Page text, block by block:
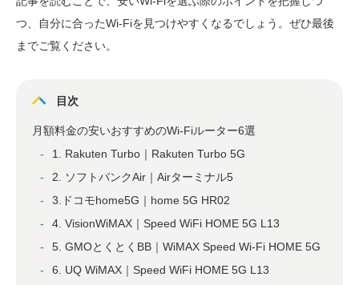
つ、自分に合ったWi-Fiを見つけやすくなるでしょう。ぜひ最後
までご覧ください。
目次
月額料金の安いおすすめのWi-Fiルーター6選
1. Rakuten Turbo｜Rakuten Turbo 5G
2. ソフトバンクAir｜Airターミナル5
3.ドコモhome5G｜home 5G HR02
4. VisionWiMAX｜Speed WiFi HOME 5G L13
5. GMOとくとくBB｜WiMAX Speed Wi-Fi HOME 5G
6. UQ WiMAX｜Speed WiFi HOME 5G L13